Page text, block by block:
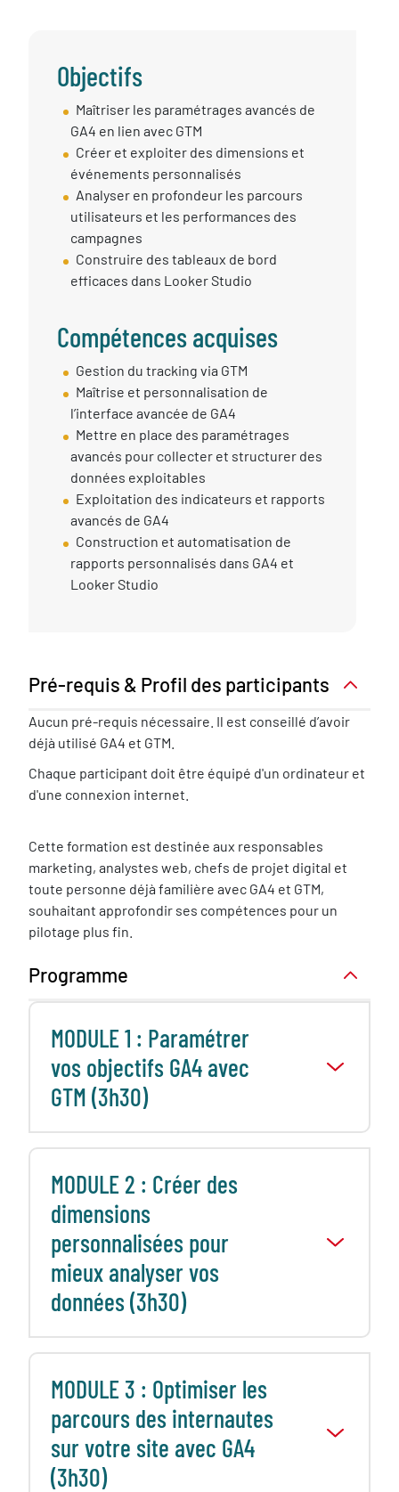
Objectifs
Objectif
session
Maîtriser les paramétrages avancés de
GA4 en lien avec GTM
Créer et exploiter des dimensions et
événements personnalisés
Analyser en profondeur les parcours
utilisateurs et les performances des
campagnes
Construire des tableaux de bord
efficaces dans Looker Studio
Compétences acquises
Compétences
Acquises
Gestion du tracking via GTM
Maîtrise et personnalisation de
l’interface avancée de GA4
Mettre en place des paramétrages
avancés pour collecter et structurer des
données exploitables
Exploitation des indicateurs et rapports
avancés de GA4
Construction et automatisation de
rapports personnalisés dans GA4 et
Looker Studio
Pré-requis & Profil des participants
Pré-
requis
Aucun pré-requis nécessaire. Il est conseillé d’avoir
déjà utilisé GA4 et GTM.
Chaque participant doit être équipé d'un ordinateur et
d'une connexion internet.
Cette formation est destinée aux responsables
marketing, analystes web, chefs de projet digital et
toute personne déjà familière avec GA4 et GTM,
souhaitant approfondir ses compétences pour un
pilotage plus fin.
Programme
MODULE 1 : Paramétrer
vos objectifs GA4 avec
GTM (3h30)
MODULE 2 : Créer des
dimensions
personnalisées pour
mieux analyser vos
données (3h30)
MODULE 3 : Optimiser les
parcours des internautes
sur votre site avec GA4
(3h30)